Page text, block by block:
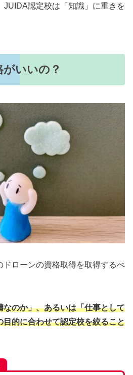
JUIDA認定校は「知識」に重きを
いいの？
ドローンの資格取得を取得するべ
なのか」、あるいは「仕事として
目的に合わせて認定校を絞ること